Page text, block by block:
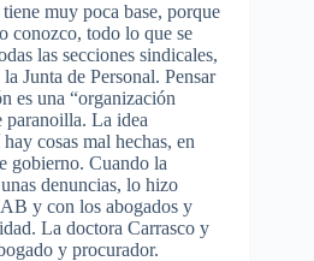
muy poca base, porque
conozco, todo lo que se
las secciones sindicales,
Junta de Personal. Pensar
es una “organización
paranoilla. La idea
cosas mal hechas, en
gobierno. Cuando la
denuncias, lo hizo
y con los abogados y
La doctora Carrasco y
y procurador.